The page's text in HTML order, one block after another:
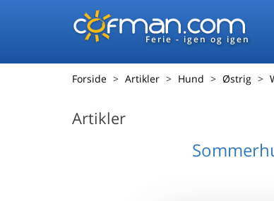
Ferie - igen og igen
Forside Artikler Hund Østrig
Artikler